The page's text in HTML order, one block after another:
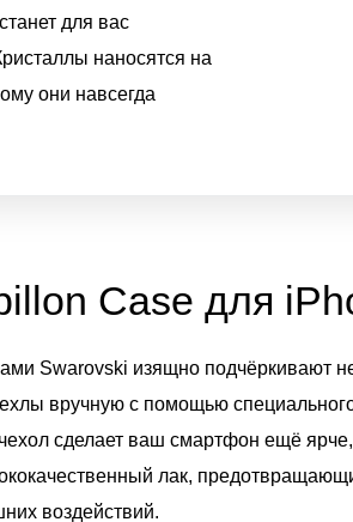
для вас
наносятся на
они навсегда
Case для
Swarovski изящно подчёркивают
вручную с помощью
сделает ваш смартфон ещё
лак,
воздействий.